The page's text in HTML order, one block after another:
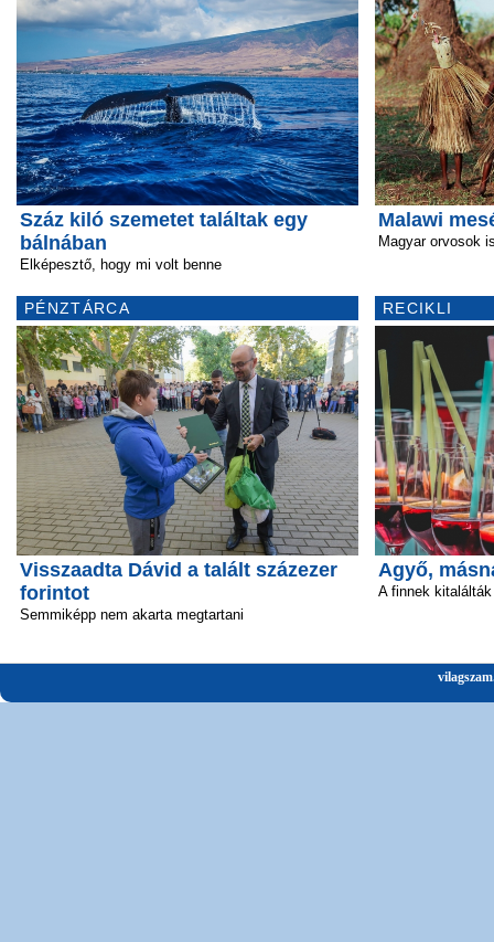
Száz kiló szemetet találtak egy
bálnában
Elképesztő, hogy mi volt benne
PÉNZTÁRCA
Visszaadta Dávid a talált százezer
forintot
Semmiképp nem akarta megtartani
Malawi
Magyar orvosok
RECIKLI
Agyő,
A finnek kitalálták